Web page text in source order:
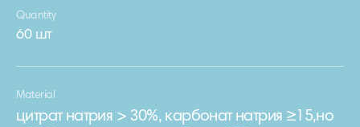
Quantity
60 шт
Material
цитрат натрия > 30%, карбонат натрия ≥15,но